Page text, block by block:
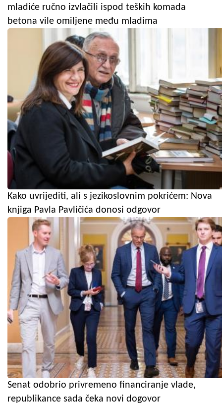
mladiće ručno izvlačili ispod teških komada
betona vile omiljene među mladima
Kako uvrijediti, ali s jezikoslovnim pokrićem: Nova
knjiga Pavla Pavličića donosi odgovor
Senat odobrio privremeno financiranje vlade,
republikance sada čeka novi dogovor